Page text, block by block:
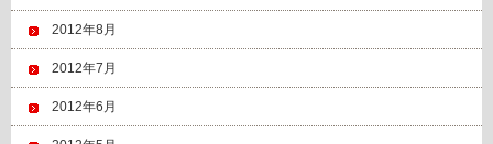
2012年8月
2012年7月
2012年6月